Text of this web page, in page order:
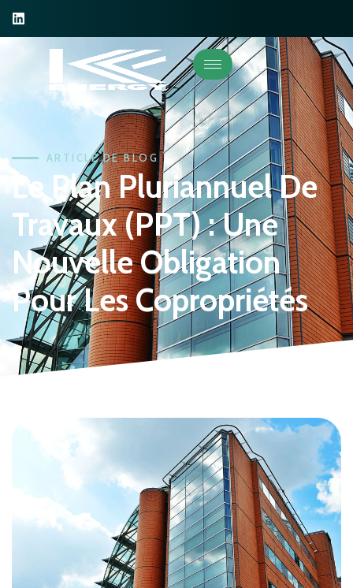
ARTICLE DE BLOG
Le Plan Pluriannuel De
Travaux (PPT) : Une
Nouvelle Obligation
Pour Les Copropriétés